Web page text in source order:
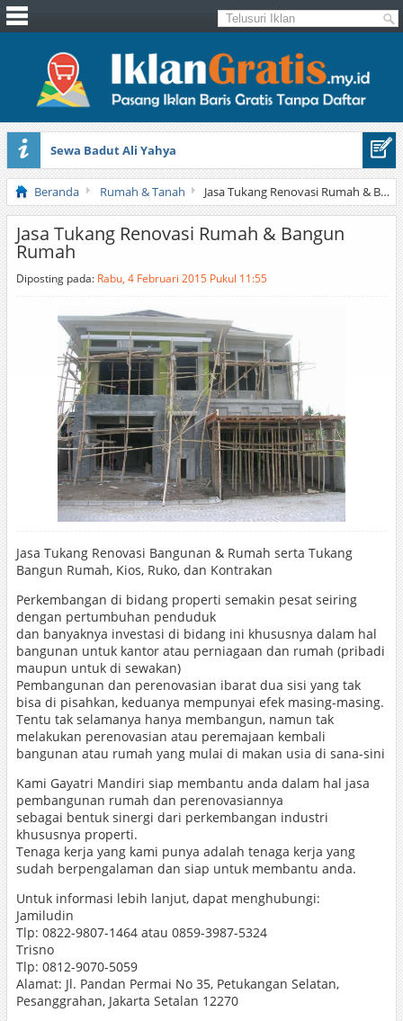
Sewa Badut Ali Yahya
Honda Brio 1.3 E AT CBU 2012 Putih
Beranda Rumah & Tanah Jasa Tukang Renovasi Rumah & Bangun Rumah
Jasa Tukang Renovasi Rumah & Bangun
Rumah
Diposting pada: Rabu, 4 Februari 2015 Pukul 11:55
Jasa Tukang Renovasi Bangunan & Rumah serta Tukang
Bangun Rumah, Kios, Ruko, dan Kontrakan
Perkembangan di bidang properti semakin pesat seiring
dengan pertumbuhan penduduk
dan banyaknya investasi di bidang ini khususnya dalam hal
bangunan untuk kantor atau perniagaan dan rumah (pribadi
maupun untuk di sewakan)
Pembangunan dan perenovasian ibarat dua sisi yang tak
bisa di pisahkan, keduanya mempunyai efek masing-masing.
Tentu tak selamanya hanya membangun, namun tak
melakukan perenovasian atau peremajaan kembali
bangunan atau rumah yang mulai di makan usia di sana-sini
Kami Gayatri Mandiri siap membantu anda dalam hal jasa
pembangunan rumah dan perenovasiannya
sebagai bentuk sinergi dari perkembangan industri
khususnya properti.
Tenaga kerja yang kami punya adalah tenaga kerja yang
sudah berpengalaman dan siap untuk membantu anda.
Untuk informasi lebih lanjut, dapat menghubungi:
Jamiludin
Tlp: 0822-9807-1464 atau 0859-3987-5324
Trisno
Tlp: 0812-9070-5059
Alamat: Jl. Pandan Permai No 35, Petukangan Selatan,
Pesanggrahan, Jakarta Setalan 12270